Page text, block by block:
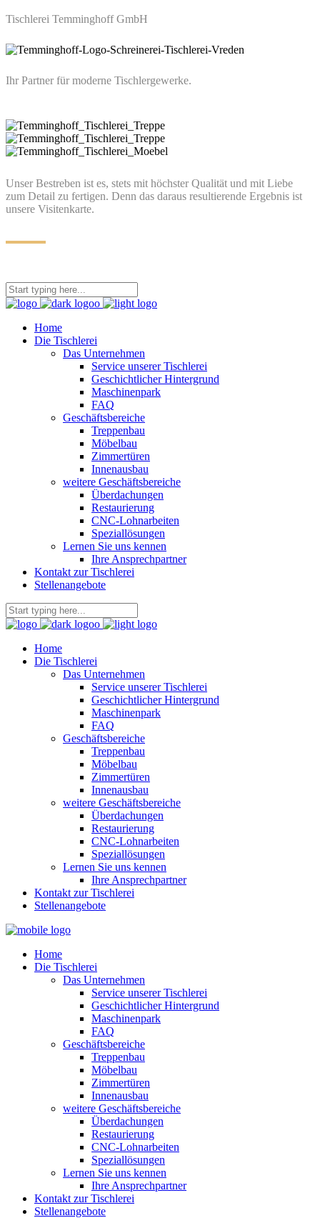
Tischlerei Temminghoff GmbH
Ihr Partner für moderne Tischlergewerke.
Unser Bestreben ist es, stets mit höchster Qualität und mit Liebe
zum Detail zu fertigen. Denn das daraus resultierende Ergebnis ist
unsere Visitenkarte.
Home
Die Tischlerei
Das Unternehmen
Service unserer Tischlerei
Geschichtlicher Hintergrund
Maschinenpark
FAQ
Geschäftsbereiche
Treppenbau
Möbelbau
Zimmertüren
Innenausbau
weitere Geschäftsbereiche
Überdachungen
Restaurierung
CNC-Lohnarbeiten
Speziallösungen
Lernen Sie uns kennen
Ihre Ansprechpartner
Kontakt zur Tischlerei
Stellenangebote
Home
Die Tischlerei
Das Unternehmen
Service unserer Tischlerei
Geschichtlicher Hintergrund
Maschinenpark
FAQ
Geschäftsbereiche
Treppenbau
Möbelbau
Zimmertüren
Innenausbau
weitere Geschäftsbereiche
Überdachungen
Restaurierung
CNC-Lohnarbeiten
Speziallösungen
Lernen Sie uns kennen
Ihre Ansprechpartner
Kontakt zur Tischlerei
Stellenangebote
Home
Die Tischlerei
Das Unternehmen
Service unserer Tischlerei
Geschichtlicher Hintergrund
Maschinenpark
FAQ
Geschäftsbereiche
Treppenbau
Möbelbau
Zimmertüren
Innenausbau
weitere Geschäftsbereiche
Überdachungen
Restaurierung
CNC-Lohnarbeiten
Speziallösungen
Lernen Sie uns kennen
Ihre Ansprechpartner
Kontakt zur Tischlerei
Stellenangebote